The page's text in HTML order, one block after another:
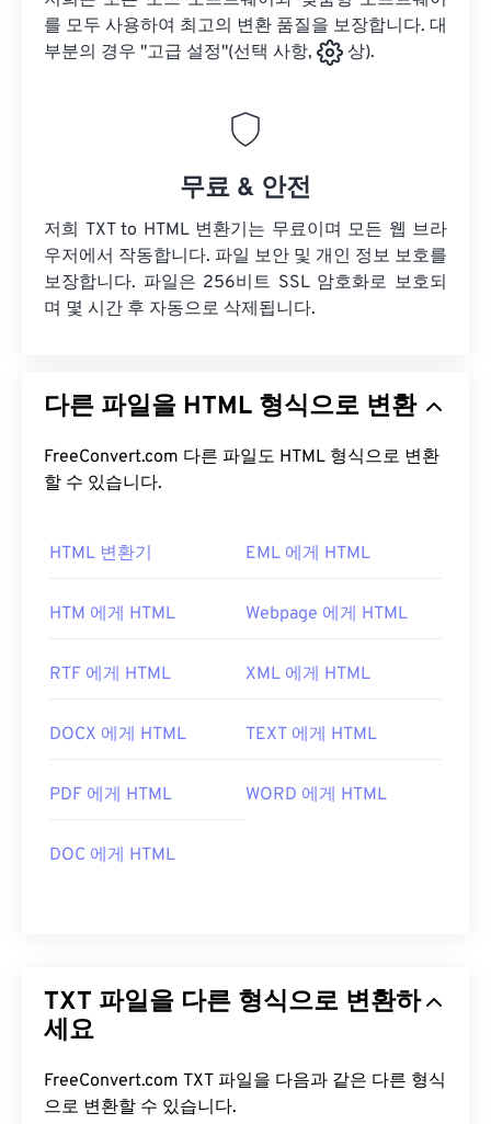
를 모두 사용하여 최고의 변환 품질을 보장합니다. 대
부분의 경우 "고급 설정"(선택 사항,
상).
무료 & 안전
저희 TXT to HTML 변환기는 무료이며 모든 웹 브라
우저에서 작동합니다. 파일 보안 및 개인 정보 보호를
보장합니다. 파일은 256비트 SSL 암호화로 보호되
며 몇 시간 후 자동으로 삭제됩니다.
다른 파일을 HTML 형식으로 변환
FreeConvert.com 다른 파일도 HTML 형식으로 변환
할 수 있습니다.
HTML 변환기 EML 에게 HTML
HTM 에게 HTML Webpage 에게 HTML
RTF 에게 HTML XML 에게 HTML
DOCX 에게 HTML TEXT 에게 HTML
PDF 에게 HTML WORD 에게 HTML
DOC 에게 HTML
TXT 파일을 다른 형식으로 변환하
세요
FreeConvert.com TXT 파일을 다음과 같은 다른 형식
으로 변환할 수 있습니다.